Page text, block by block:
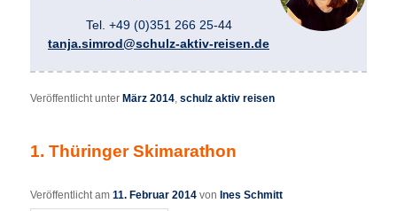
Tel. +49 (0)351 266 25-44
tanja.simrod@schulz-aktiv-reisen.de
Veröffentlicht unter März 2014,schulz aktiv reisen
1. Thüringer Skimarathon
Veröffentlicht am11. Februar 2014 von Ines Schmitt